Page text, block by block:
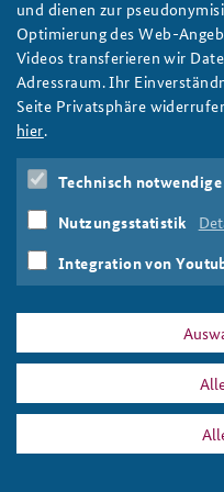
und dienen zur
Optimierung des Web-
Videos transferieren wir
Adressraum. Ihr
Seite Privatsphäre
hier.
Technisch
Nutzungsstatistik
Integration von